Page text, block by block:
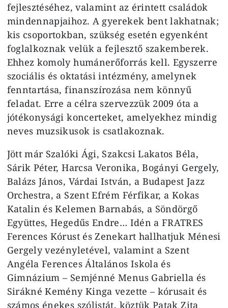
fejlesztéséhez, valamint az érintett családok
mindennapjaihoz. A gyerekek bent lakhatnak;
kis csoportokban, szükség esetén egyenként
foglalkoznak velük a fejlesztő szakemberek.
Ehhez komoly humánerőforrás kell. Egyszerre
szociális és oktatási intézmény, amelynek
fenntartása, finanszírozása nem könnyű
feladat. Erre a célra szervezzük 2009 óta a
jótékonysági koncerteket, amelyekhez mindig
neves muzsikusok is csatlakoznak.
Jött már Szalóki Ági, Szakcsi Lakatos Béla,
Sárik Péter, Harcsa Veronika, Bogányi Gergely,
Balázs János, Várdai István, a Budapest Jazz
Orchestra, a Szent Efrém Férfikar, a Kokas
Katalin és Kelemen Barnabás, a Söndörgő
Együttes, Hegedűs Endre… Idén a FRATRES
Ferences Kórust és Zenekart hallhatjuk Ménesi
Gergely vezényletével, valamint a Szent
Angéla Ferences Általános Iskola és
Gimnázium – Semjénné Menus Gabriella és
Sirákné Kemény Kinga vezette – kórusait és
számos énekes szólistát, köztük Patak Zita